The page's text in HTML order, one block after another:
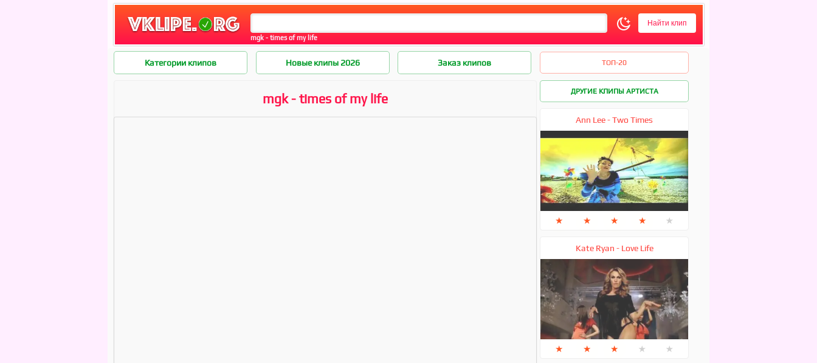
mgk - times of my life
Категории клипов Новые клипы 2026 Заказ клипов ТОП-20
mgk - times of my life
ДРУГИЕ КЛИПЫ АРТИСТА
Ann Lee - Two Times
★ ★ ★ ★ ★
Kate Ryan - Love Life
★ ★ ★ ★ ★